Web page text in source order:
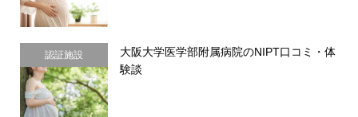
認証施設
大阪大学医学部附属病院のNIPT口コミ・体
験談